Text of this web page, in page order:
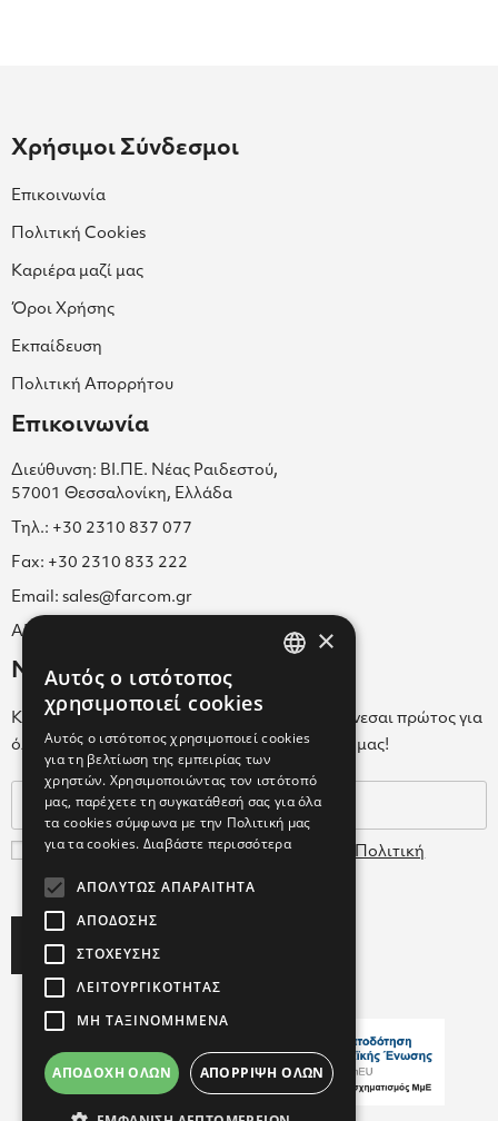
Χρήσιμοι Σύνδεσμοι
Επικοινωνία
Πολιτική Cookies
Καριέρα μαζί μας
Όροι Χρήσης
Εκπαίδευση
Πολιτική Απορρήτου
Επικοινωνία
Διεύθυνση: ΒΙ.ΠΕ. Νέας Ραιδεστού,
57001 Θεσσαλονίκη, Ελλάδα
Τηλ.: +30 2310 837 077
Fax: +30 2310 833 222
Email: sales@farcom.gr
ΑΡ.Γ.Ε.ΜΗ. 038365205000
Newsletter
Κάνε εγγραφή στο Newsletter για να ενημερώνεσαι πρώτος για
όλα τα νέα μας και τα ολοκαίνουρια προϊόντα μας!
Συμφωνώ με τουςΌρους Χρήσης
Πολιτική
Δεδομένων
Copyright ©2026 FARCOM
×
Αυτός ο ιστότοπος
χρησιμοποιεί cookies
Αυτός ο ιστότοπος χρησιμοποιεί cookies
για τη βελτίωση της εμπειρίας των
χρηστών. Χρησιμοποιώντας τον ιστότοπό
μας, παρέχετε τη συγκατάθεσή σας για όλα
τα cookies σύμφωνα με την Πολιτική μας
για τα cookies. Διαβάστε περισσότερα
ΑΠΟΛΎΤΩΣ ΑΠΑΡΑΊΤΗΤΑ
ΑΠΌΔΟΣΗΣ
ΣΤΌΧΕΥΣΗΣ
ΛΕΙΤΟΥΡΓΙΚΌΤΗΤΑΣ
ΜΗ ΤΑΞΙΝΟΜΗΜΈΝΑ
ΑΠΟΔΟΧΉ ΌΛΩΝ ΑΠΌΡΡΙΨΗ ΌΛΩΝ